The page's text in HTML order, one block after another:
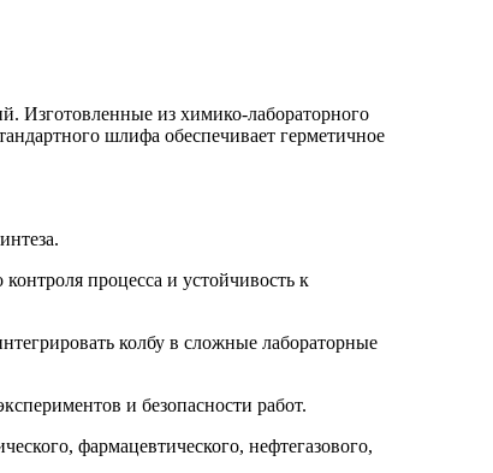
Изготовленные из химико-лабораторного
шлифа обеспечивает герметичное
процесса и устойчивость к
колбу в сложные лабораторные
и безопасности работ.
фармацевтического, нефтегазового,